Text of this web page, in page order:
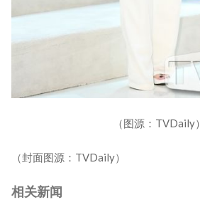
（图源：TVDaily）
（封面图源：TVDaily）
相关新闻